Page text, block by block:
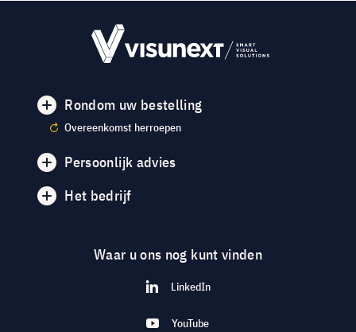
Rondom uw bestelling
Overeenkomst herroepen
Persoonlijk advies
Het bedrijf
Waar u ons nog kunt vinden
LinkedIn
YouTube